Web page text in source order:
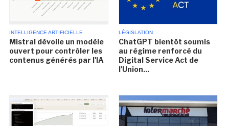
INTELLIGENCE ARTIFICIELLE
Mistral dévoile un modèle
ouvert pour contrôler les
contenus générés par l'IA
LÉGISLATION
ChatGPT bientôt soumis
au régime renforcé du
Digital Service Act de
l'Union...